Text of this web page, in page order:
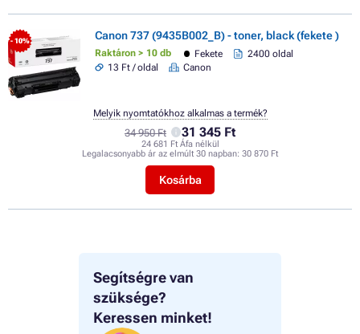
Segítségre van
szüksége?
Keressen minket!
- 10% Canon 737 (9435B002_B) - toner, black (fekete )
Raktáron > 10 db Fekete
2400 oldal
13 Ft / oldal
Canon
34 950 Ft 31 345 Ft
24 681 Ft Áfa nélkül
Legalacsonyabb ár az elmúlt 30 napban: 30 870 Ft
Kosárba
Melyik nyomtatókhoz alkalmas a termék?